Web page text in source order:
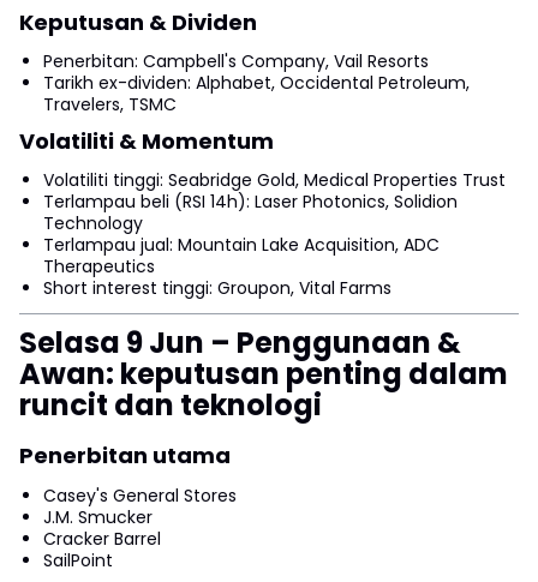
Keputusan & Dividen
Penerbitan: Campbell's Company, Vail Resorts
Tarikh ex-dividen: Alphabet, Occidental Petroleum,
Travelers, TSMC
Volatiliti & Momentum
Volatiliti tinggi: Seabridge Gold, Medical Properties Trust
Terlampau beli (RSI 14h): Laser Photonics, Solidion
Technology
Terlampau jual: Mountain Lake Acquisition, ADC
Therapeutics
Short interest tinggi: Groupon, Vital Farms
Selasa 9 Jun – Penggunaan &
Awan: keputusan penting dalam
runcit dan teknologi
Penerbitan utama
Casey's General Stores
J.M. Smucker
Cracker Barrel
SailPoint